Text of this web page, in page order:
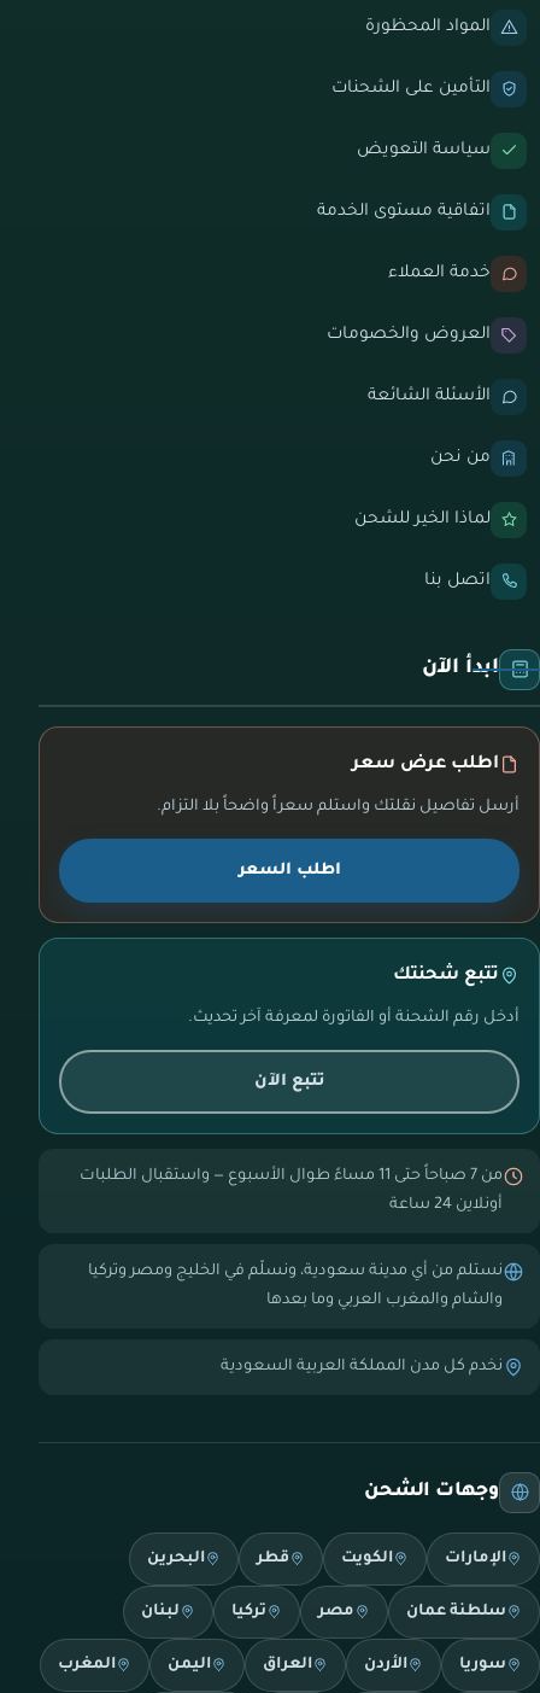
المواد المحظورة
التأمين على الشحنات
سياسة التعويض
اتفاقية مستوى الخدمة
خدمة العملاء
العروض والخصومات
الأسئلة الشائعة
من نحن
لماذا الخير للشحن
اتصل بنا
ابدأ الآن
اطلب عرض سعر
أرسل تفاصيل نقلتك واستلم سعراً واضحاً بلا التزام.
اطلب السعر
تتبع شحنتك
أدخل رقم الشحنة أو الفاتورة لمعرفة آخر تحديث.
تتبع الآن
من 7 صباحاً حتى 11 مساءً طوال الأسبوع — واستقبال الطلبات
أونلاين 24 ساعة
نستلم من أي مدينة سعودية، ونسلّم في الخليج ومصر وتركيا
والشام والمغرب العربي وما بعدها
نخدم كل مدن المملكة العربية السعودية
وجهات الشحن
الإمارات الكويت قطر البحرين
سلطنة عمان مصر تركيا لبنان
سوريا الأردن العراق اليمن المغرب